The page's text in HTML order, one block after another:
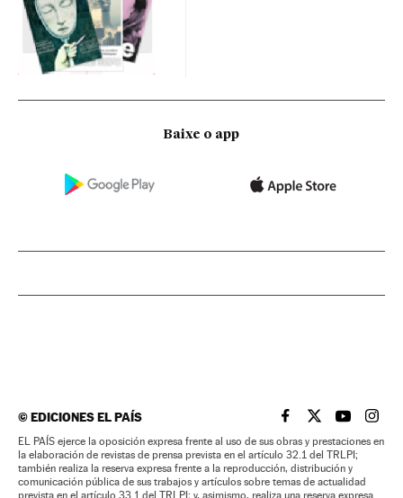
Baixe o app
©EDICIONES EL PAÍS EL PAÍS BRASIL EN
EL PAÍSEL PAÍS
EL
EL PAÍS ejerce la oposición expresa frente al uso de sus obras y prestaciones en
la elaboración de revistas de prensa prevista en el artículo 32.1 del TRLPI;
también realiza la reserva expresa frente a la reproducción, distribución y
comunicación pública de sus trabajos y artículos sobre temas de actualidad
prevista en el artículo 33.1 del TRLPI; y, asimismo, realiza una reserva expresa